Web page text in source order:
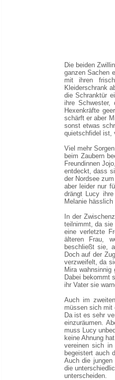
Die beiden
ganzen Sachen
mit ihren
Kleiderschrank
die Schranktür
ihre
Hexenkräfte
schärft er aber
sonst etwas
quietschfidel ist,
Viel mehr
beim Zaubern
Freundinnen
entdeckt, dass
der Nordsee
aber leider nur
drängt Lucy
Melanie
In der
teilnimmt, da sie
eine verletzte
älteren Frau,
beschließt sie,
Doch auf der
verzweifelt, da
Mira
Dabei bekommt
ihr Vater sie
Auch im
müssen sich mit
Da ist es sehr
einzuräumen.
muss Lucy
keine Ahnung
vereinen sich
begeistert auch
Auch die
die
unterscheiden.